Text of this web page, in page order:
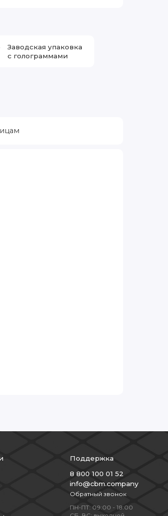
Заводская упаковка
с голограммами
Поддержка
8 800 100 01 52
info@cbm.company
Обратный звонок
ПН-ПТ: 09:00 - 18:00